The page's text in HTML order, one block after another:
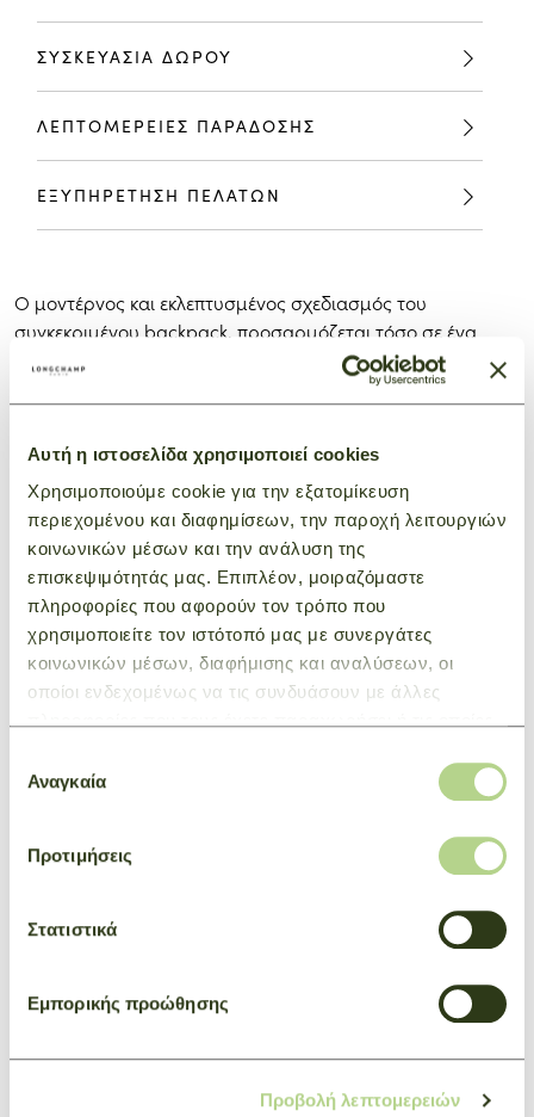
Αυτή η ιστοσελίδα χρησιμοποιεί cookies
Χρησιμοποιούμε cookie για την εξατομίκευση
περιεχομένου και διαφημίσεων, την παροχή λειτουργιών
κοινωνικών μέσων και την ανάλυση της
επισκεψιμότητάς μας. Επιπλέον, μοιραζόμαστε
πληροφορίες που αφορούν τον τρόπο που
χρησιμοποιείτε τον ιστότοπό μας με συνεργάτες
κοινωνικών μέσων, διαφήμισης και αναλύσεων, οι
οποίοι ενδεχομένως να τις συνδυάσουν με άλλες
των υπηρεσιών τους.
συγκατάθεσης
Αναγκαία
Προτιμήσεις
Στατιστικά
Εμπορικής προώθησης
Προβολή λεπτομερειών
ΣΥΣΚΕΥΑΣΙΑ ΔΩΡΟΥ
ΛΕΠΤΟΜΕΡΕΙΕΣ ΠΑΡΑΔΟΣΗΣ
ΕΞΥΠΗΡΕΤΗΣΗ ΠΕΛΑΤΩΝ
Ο μοντέρνος και εκλεπτυσμένος σχεδιασμός του
συγκεκριμένου backpack, προσαρμόζεται τόσο σε ένα
casual chic όσο και σε ένα σπορ στυλ.
Πιστή στη φιλοσοφία του PLIAGE, η σειρά
τις εποχές, αγκαλιάζοντας τη ζωή με έναν δημιουργικό και
ΜΠΟΡΕΙ ΕΠΙΣΗΣ ΝΑ ΣΑΣ
ΕΝΔΙΑΦΕΡΕΙ